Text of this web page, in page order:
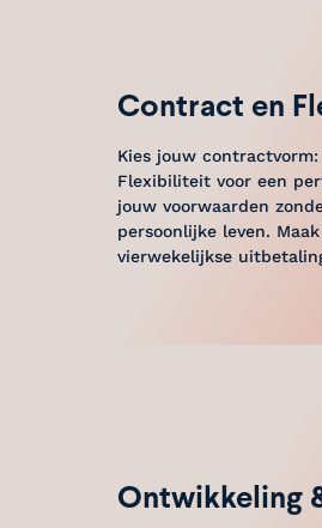
Contract en
Kies jouw
Flexibiliteit voor een
jouw voorwaarden
persoonlijke leven.
vierwekelijkse
Ontwikkeling